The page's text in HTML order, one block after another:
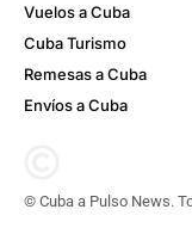
Vuelos a Cuba
Cuba Turismo
Remesas a Cuba
Envíos a Cuba
© Cuba a Pulso News.